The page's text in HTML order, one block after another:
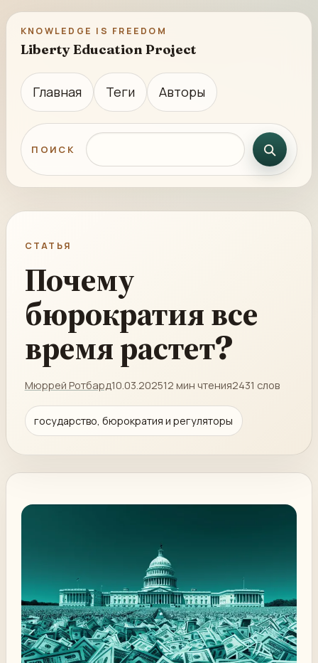
KNOWLEDGE IS FREEDOM
Liberty Education Project
Главная Теги Авторы
ПОИСК Поиск по сайту
СТАТЬЯ
Почему
бюрократия все
время растет?
Мюррей Ротбард10.03.202512 мин чтения2431 слов
государство, бюрократия и регуляторы